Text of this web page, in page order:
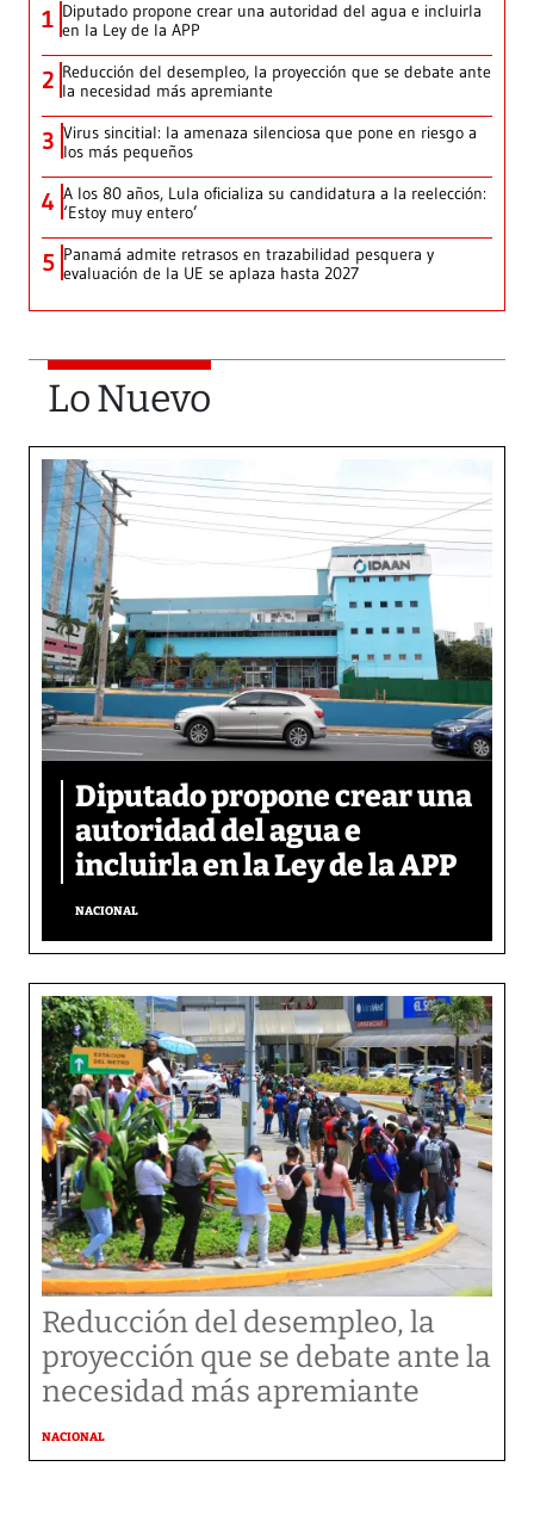
1 Diputado propone crear una autoridad del agua e incluirla
en la Ley de la APP
2 Reducción del desempleo, la proyección que se debate ante
la necesidad más apremiante
3 Virus sincitial: la amenaza silenciosa que pone en riesgo a
los más pequeños
4 A los 80 años, Lula oficializa su candidatura a la reelección:
‘Estoy muy entero’
5 Panamá admite retrasos en trazabilidad pesquera y
evaluación de la UE se aplaza hasta 2027
Lo Nuevo
Diputado propone crear una
autoridad del agua e
incluirla en la Ley de la APP
NACIONAL
Reducción del desempleo, la
proyección que se debate ante la
necesidad más apremiante
NACIONAL